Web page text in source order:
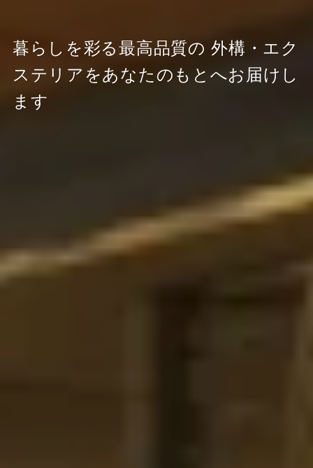
暮らしを彩る最高品質の 外構・エク
ステリアをあなたのもとへお届けし
ます